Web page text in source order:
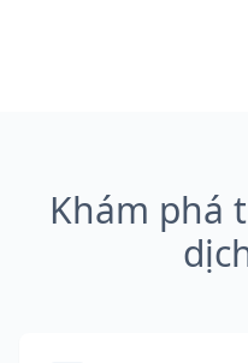
Khám phá